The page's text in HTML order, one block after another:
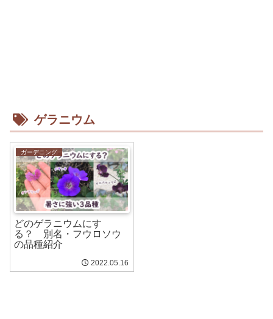
ゲラニウム
ガーデニング
どのゲラニウムにす
る？ 別名・フウロソウ
の品種紹介
2022.05.16